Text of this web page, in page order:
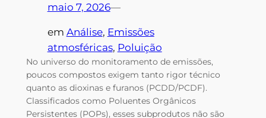
maio 7, 2026—
em Análise, Emissões
atmosféricas, Poluição
No universo do monitoramento de emissões,
poucos compostos exigem tanto rigor técnico
quanto as dioxinas e furanos (PCDD/PCDF).
Classificados como Poluentes Orgânicos
Persistentes (POPs), esses subprodutos não são